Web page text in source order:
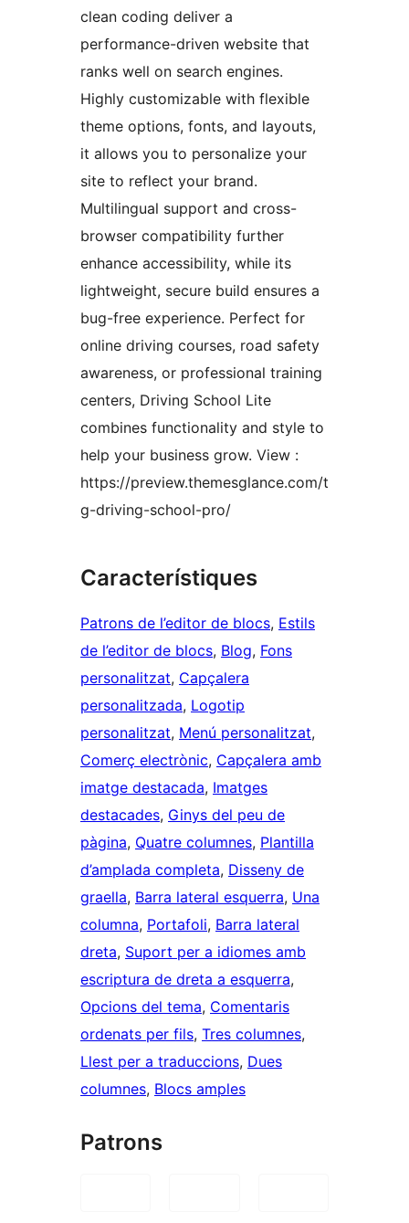
clean coding deliver a
performance-driven website that
ranks well on search engines.
Highly customizable with flexible
theme options, fonts, and layouts,
it allows you to personalize your
site to reflect your brand.
Multilingual support and cross-
browser compatibility further
enhance accessibility, while its
lightweight, secure build ensures a
bug-free experience. Perfect for
online driving courses, road safety
awareness, or professional training
centers, Driving School Lite
combines functionality and style to
help your business grow. View :
https://preview.themesglance.com/t
g-driving-school-pro/
Característiques
Patrons de l’editor de blocs, Estils
de l’editor de blocs, Blog, Fons
personalitzat, Capçalera
personalitzada, Logotip
personalitzat, Menú personalitzat
Comerç electrònic, Capçalera amb
imatge destacada, Imatges
destacades, Ginys del peu de
pàgina, Quatre columnes, Plantilla
d’amplada completa, Disseny de
graella, Barra lateral esquerra, Una
columna, Portafoli, Barra lateral
dreta, Suport per a idiomes amb
escriptura de dreta a esquerra
Opcions del tema, Comentaris
ordenats per fils, Tres columnes
Llest per a traduccions, Dues
columnes, Blocs amples
Patrons